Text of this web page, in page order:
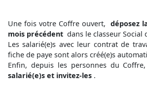
Une fois votre Coffre ouvert, déposez
mois précédent dans le classeur Social
Les salarié(e)s avec leur contrat de
fiche de paye sont alors créé(e)s
Enfin, depuis les personnes du
salarié(e)s et invitez-les .